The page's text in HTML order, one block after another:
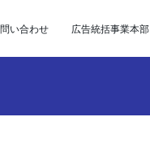
い合わせ 広告統括事業本部